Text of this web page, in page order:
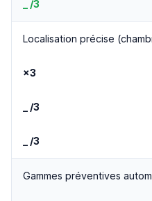
_ /3
Localisation précise
×3
_ /3
_ /3
Gammes préventives